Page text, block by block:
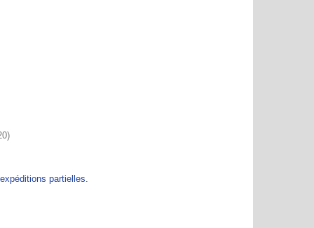
partielles.